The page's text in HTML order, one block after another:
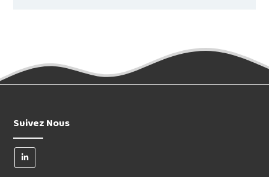
Suivez Nous